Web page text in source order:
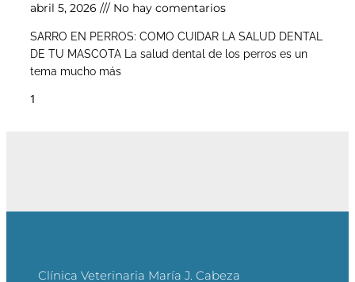
abril 5, 2026 No hay comentarios
SARRO EN PERROS: COMO CUIDAR LA SALUD DENTAL
DE TU MASCOTA La salud dental de los perros es un
tema mucho más
Clínica Veterinaria María J. Cabeza